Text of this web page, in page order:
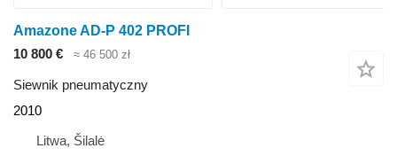
Amazone AD-P 402 PROFI
10 800 €
≈ 46 500 zł
Siewnik pneumatyczny
2010
Litwa, Šilalė